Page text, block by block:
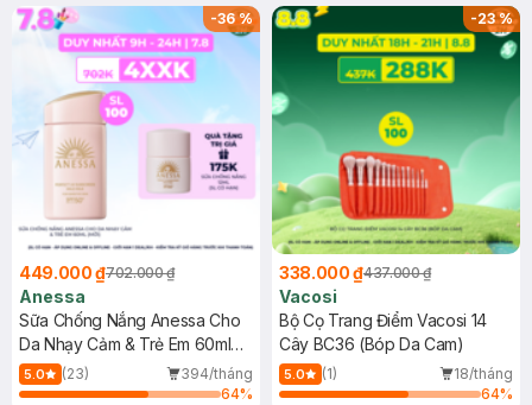
(SL có hạn)
-36%
449.000 ₫702.000 ₫
Anessa
Sữa Chống Nắng Anessa Cho
Da Nhạy Cảm & Trẻ Em 60ml
(Mới)
5.0 (23)
394/tháng
64%
-23%
338.000 ₫437.000 ₫
Vacosi
Bộ Cọ Trang Điểm Vacosi 14
Cây BC36 (Bóp Da Cam)
5.0 (1)
18/tháng
64%